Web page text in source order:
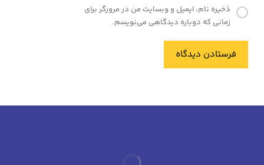
ذخیره نام، ایمیل و وبسایت من در مرورگر برای
زمانی که دوباره دیدگاهی می‌نویسم.
فرستادن دیدگاه